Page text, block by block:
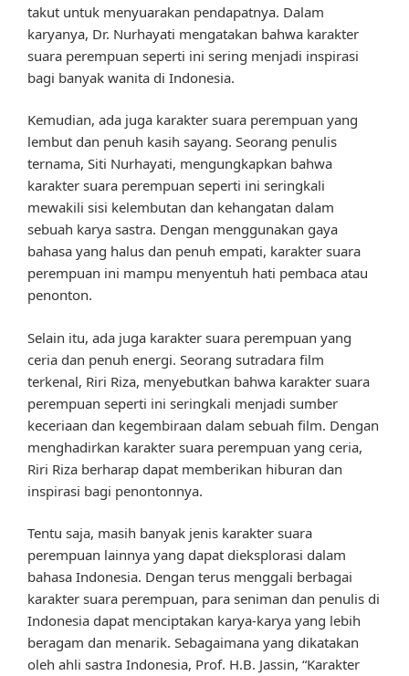
takut untuk menyuarakan pendapatnya. Dalam
karyanya, Dr. Nurhayati mengatakan bahwa karakter
suara perempuan seperti ini sering menjadi inspirasi
bagi banyak wanita di Indonesia.
Kemudian, ada juga karakter suara perempuan yang
lembut dan penuh kasih sayang. Seorang penulis
ternama, Siti Nurhayati, mengungkapkan bahwa
karakter suara perempuan seperti ini seringkali
mewakili sisi kelembutan dan kehangatan dalam
sebuah karya sastra. Dengan menggunakan gaya
bahasa yang halus dan penuh empati, karakter suara
perempuan ini mampu menyentuh hati pembaca atau
penonton.
Selain itu, ada juga karakter suara perempuan yang
ceria dan penuh energi. Seorang sutradara film
terkenal, Riri Riza, menyebutkan bahwa karakter suara
perempuan seperti ini seringkali menjadi sumber
keceriaan dan kegembiraan dalam sebuah film. Dengan
menghadirkan karakter suara perempuan yang ceria,
Riri Riza berharap dapat memberikan hiburan dan
inspirasi bagi penontonnya.
Tentu saja, masih banyak jenis karakter suara
perempuan lainnya yang dapat dieksplorasi dalam
bahasa Indonesia. Dengan terus menggali berbagai
karakter suara perempuan, para seniman dan penulis di
Indonesia dapat menciptakan karya-karya yang lebih
beragam dan menarik. Sebagaimana yang dikatakan
oleh ahli sastra Indonesia, Prof. H.B. Jassin, “Karakter